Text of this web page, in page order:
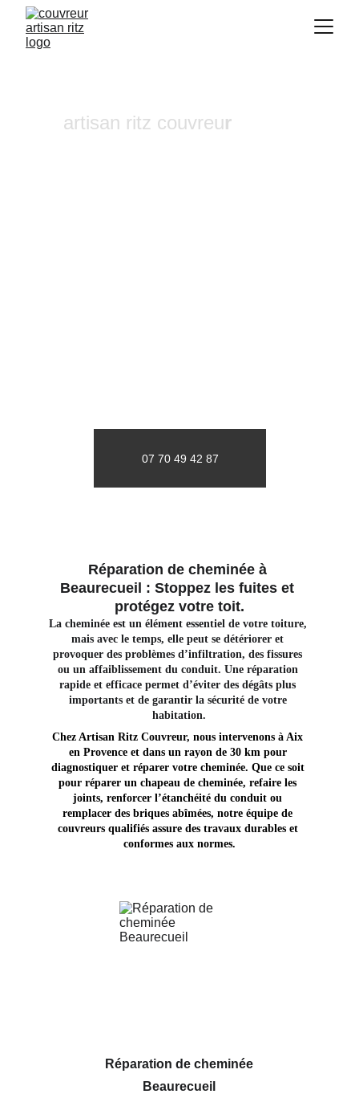
artisan ritz couvreur
07 70 49 42 87
La cheminée est un élément essentiel de votre toiture,
mais avec le temps, elle peut se détériorer et
provoquer des problèmes d’infiltration, des fissures
ou un affaiblissement du conduit. Une réparation
rapide et efficace permet d’éviter des dégâts plus
importants et de garantir la sécurité de votre
habitation.
Chez Artisan Ritz Couvreur, nous intervenons à Aix
en Provence et dans un rayon de 30 km pour
diagnostiquer et réparer votre cheminée. Que ce soit
pour réparer un chapeau de cheminée, refaire les
joints, renforcer l’étanchéité du conduit ou
remplacer des briques abîmées, notre équipe de
couvreurs qualifiés assure des travaux durables et
conformes aux normes.
Réparation de cheminée
Beaurecueil
Réparation de cheminée à
Beaurecueil : Stoppez les fuites et
protégez votre toit.